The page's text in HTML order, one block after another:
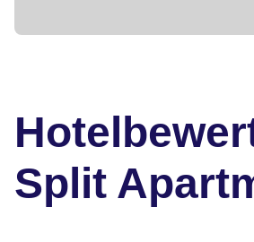
Split